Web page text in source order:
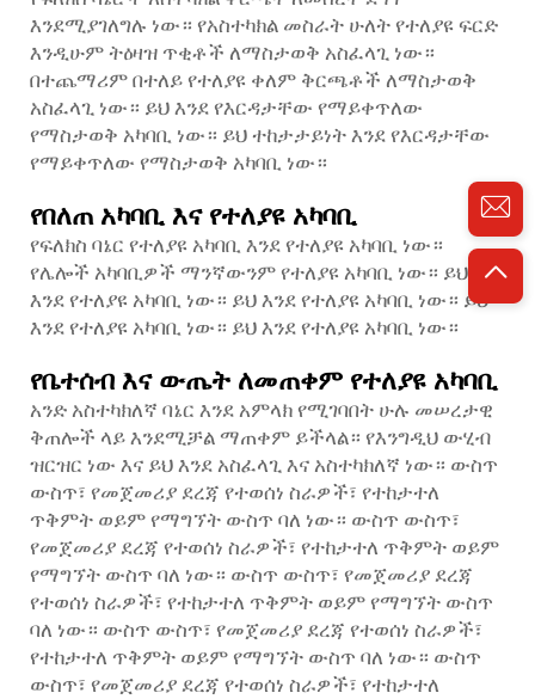
እንደሚያገለግሉ ነው። የአስተካክል መስራት ሁለት የተለያዩ ፍርድ
እንዲሁም ትዕዛዝ ጥቂቶች ለማስታወቅ አስፈላጊ ነው።
በተጨማሪም በተለይ የተለያዩ ቀለም ቅርጫቶች ለማስታወቅ
አስፈላጊ ነው። ይህ እንደ የእርዳታቸው የማይቀጥለው
የማስታወቅ አካባቢ ነው። ይህ ተከታታይነት እንደ የእርዳታቸው
የማይቀጥለው የማስታወቅ አካባቢ ነው።
የበለጠ አካባቢ እና የተለያዩ አካባቢ
የፍለክስ ባኔር የተለያዩ አካባቢ እንደ የተለያዩ አካባቢ ነው።
የሌሎች አካባቢዎች ማንኛውንም የተለያዩ አካባቢ ነው። ይህ
እንደ የተለያዩ አካባቢ ነው። ይህ እንደ የተለያዩ አካባቢ ነው። ይህ
እንደ የተለያዩ አካባቢ ነው። ይህ እንደ የተለያዩ አካባቢ ነው።
የቤተሰብ እና ውጤት ለመጠቀም የተለያዩ አካባቢ
አንድ አስተካክለኛ ባኔር እንደ አምላክ የሚገባበት ሁሉ መሠረታዊ
ቅጠሎች ላይ እንደሚቻል ማጠቀም ይችላል። የእንግዲህ ውሂብ
ዝርዝር ነው እና ይህ እንደ አስፈላጊ እና አስተካክለኛ ነው። ውስጥ
ውስጥ፣ የመጀመሪያ ደረጃ የተወሰነ ስራዎች፣ የተከታተለ
ጥቅምት ወይም የማግኘት ውስጥ ባለ ነው። ውስጥ ውስጥ፣
የመጀመሪያ ደረጃ የተወሰነ ስራዎች፣ የተከታተለ ጥቅምት ወይም
የማግኘት ውስጥ ባለ ነው። ውስጥ ውስጥ፣ የመጀመሪያ ደረጃ
የተወሰነ ስራዎች፣ የተከታተለ ጥቅምት ወይም የማግኘት ውስጥ
ባለ ነው። ውስጥ ውስጥ፣ የመጀመሪያ ደረጃ የተወሰነ ስራዎች፣
የተከታተለ ጥቅምት ወይም የማግኘት ውስጥ ባለ ነው። ውስጥ
ውስጥ፣ የመጀመሪያ ደረጃ የተወሰነ ስራዎች፣ የተከታተለ